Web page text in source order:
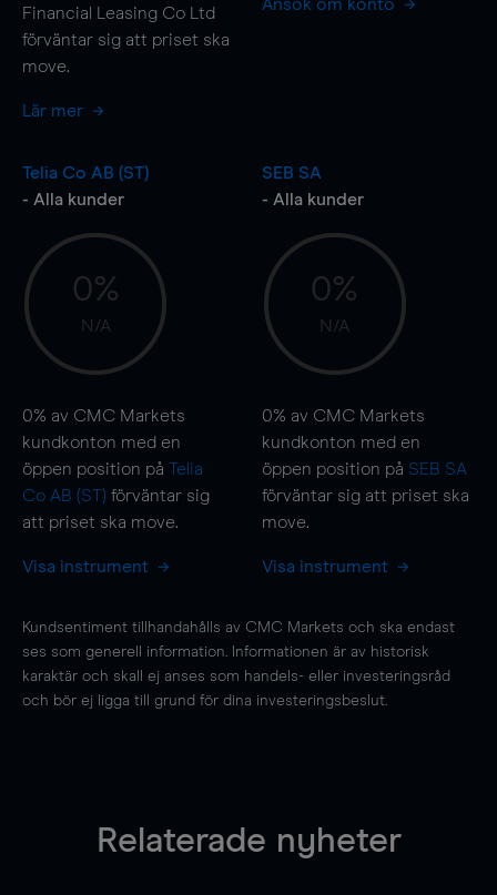
Financial Leasing Co Ltd
förväntar sig att priset ska
move.
Lär mer
Ansök om konto
Telia Co AB (ST)
- Alla kunder
0%
N/A
0% av CMC Markets
kundkonton med en
öppen position på Telia
Co AB (ST) förväntar sig
att priset ska move.
Visa instrument
SEB SA
- Alla kunder
0%
N/A
0% av CMC Markets
kundkonton med en
öppen position på SEB SA
förväntar sig att priset ska
move.
Visa instrument
Kundsentiment tillhandahålls av CMC Markets och ska endast
ses som generell information. Informationen är av historisk
karaktär och skall ej anses som handels- eller investeringsråd
och bör ej ligga till grund för dina investeringsbeslut.
Relaterade nyheter